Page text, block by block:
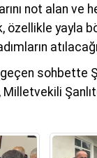
not alan ve
özellikle yayla
sohbette
Milletvekili